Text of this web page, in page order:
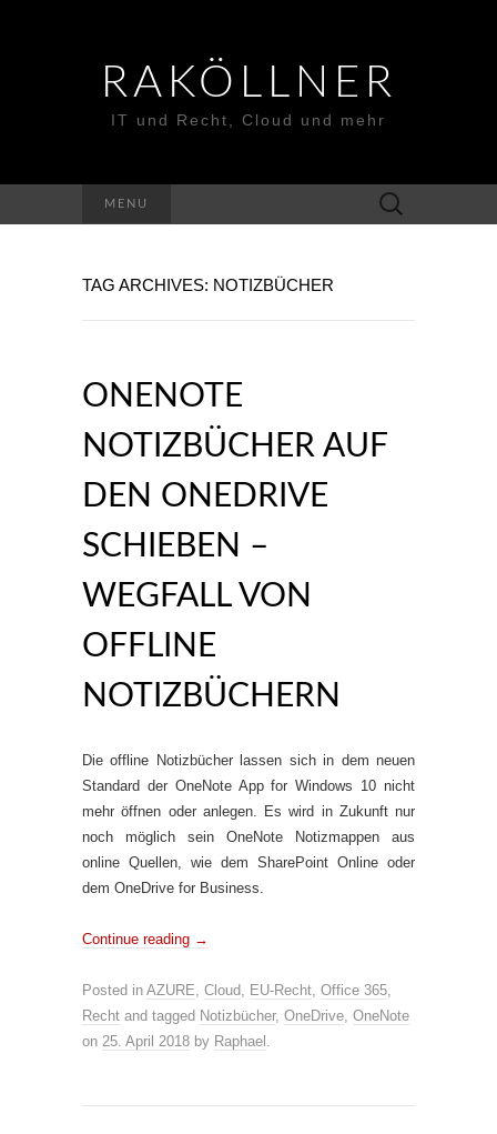
RAKÖLLNER
IT und Recht, Cloud und mehr
MENU
Suchen
nach:
TAG ARCHIVES: NOTIZBÜCHER
ONENOTE
NOTIZBÜCHER AUF
DEN ONEDRIVE
SCHIEBEN –
WEGFALL VON
OFFLINE
NOTIZBÜCHERN
Die offline Notizbücher lassen sich in dem neuen
Standard der OneNote App for Windows 10 nicht
mehr öffnen oder anlegen. Es wird in Zukunft nur
noch möglich sein OneNote Notizmappen aus
online Quellen, wie dem SharePoint Online oder
dem OneDrive for Business.
Continue reading →
Posted in AZURE, Cloud, EU-Recht, Office 365,
Recht and tagged Notizbücher, OneDrive, OneNote
on 25. April 2018 by Raphael .